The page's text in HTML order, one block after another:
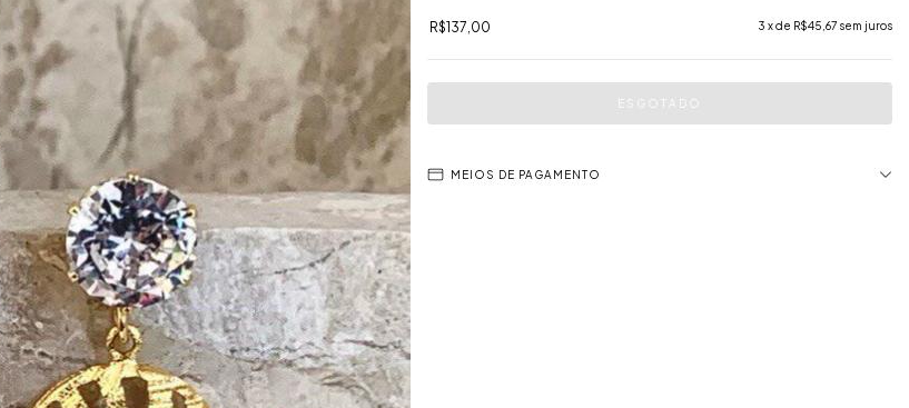
R$137,00 3 x de R$45,67 sem juros
MEIOS DE PAGAMENTO